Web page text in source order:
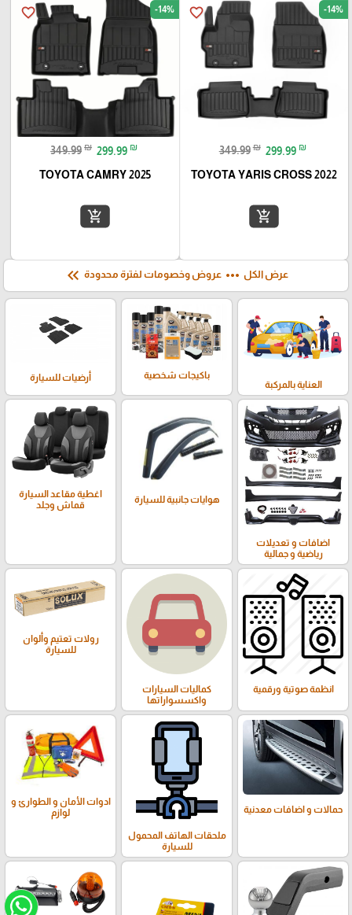
favorite_border -14%
349.99 ₪ 299.99 ₪
TOYOTA YARIS CROSS 2022
add_shopping_cart
favorite_border -14%
349.99 ₪ 299.99 ₪
TOYOTA CAMRY 2025
add_shopping_cart
عرض الكل more_horiz عروض وخصومات لفترة محدودة keyboard_double_arrow_left
العناية بالمركبة
باكيجات شخصية أرضيات للسيارة
اضافات و تعديلات
رياضية و جمالية
هوايات جانبية للسيارة
اغطية مقاعد السيارة
قماش وجلد
انظمة صوتية ورقمية
كماليات السيارات
واكسسواراتها
رولات تعتيم وألوان
للسيارة
حمالات و اضافات معدنية
ملحقات الهاتف المحمول
للسيارة
ادوات الأمان و الطوارئ و
لوازم